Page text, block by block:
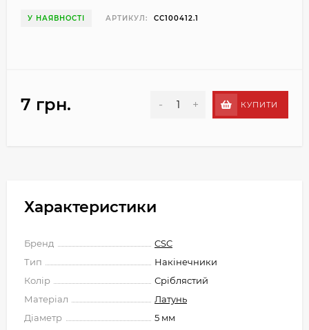
У НАЯВНОСТІ АРТИКУЛ: CC100412.1
7 грн. - + КУПИТИ
Характеристики
Бренд
CSC
Тип
Накінечники
Колір
Сріблястий
Матеріал
Латунь
Діаметр
5 мм